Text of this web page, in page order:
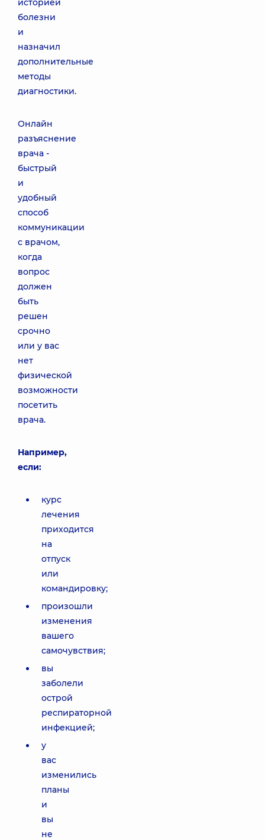
историей
болезни
и
назначил
дополнительные
методы
диагностики.
Онлайн
разъяснение
врача -
быстрый
и
удобный
способ
коммуникации
с врачом,
когда
вопрос
должен
быть
решен
срочно
или у вас
нет
физической
возможности
посетить
врача.
Например,
если:
курс
лечения
приходится
на
отпуск
или
командировку;
произошли
изменения
вашего
самочувствия;
вы
заболели
острой
респираторной
инфекцией;
у
вас
изменились
планы
и
вы
не